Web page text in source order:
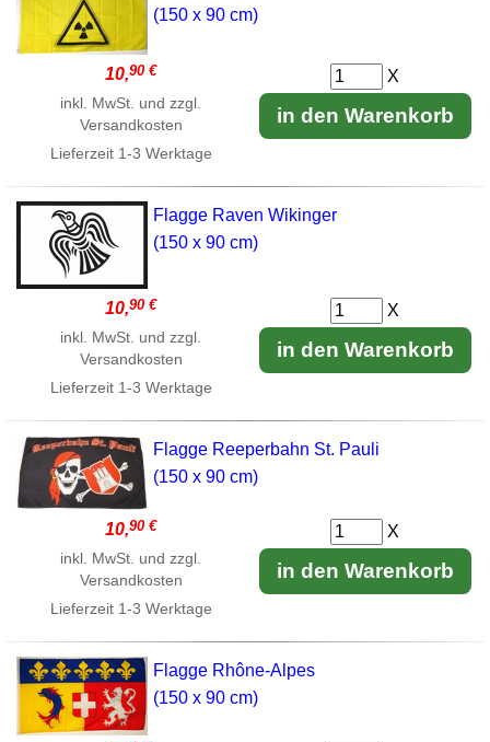
(150 x 90 cm)
10,90 €
inkl. MwSt. und zzgl.
Versandkosten
Lieferzeit 1-3 Werktage
X
in den Warenkorb
Flagge Raven Wikinger
(150 x 90 cm)
10,90 €
inkl. MwSt. und zzgl.
Versandkosten
Lieferzeit 1-3 Werktage
X
in den Warenkorb
Flagge Reeperbahn St. Pauli
(150 x 90 cm)
10,90 €
inkl. MwSt. und zzgl.
Versandkosten
Lieferzeit 1-3 Werktage
X
in den Warenkorb
Flagge Rhône-Alpes
(150 x 90 cm)